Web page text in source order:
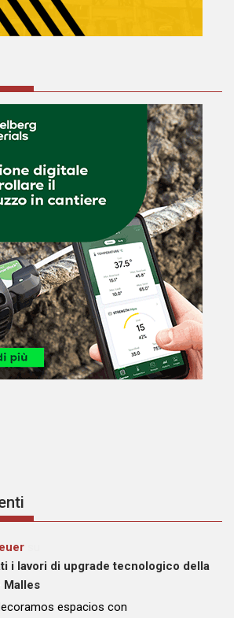
i lavori di upgrade tecnologico della
Malles
espacios con